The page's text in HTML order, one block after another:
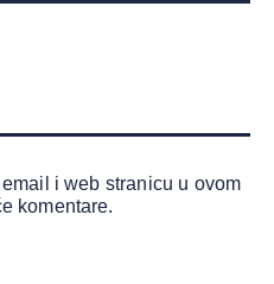
i web stranicu u ovom
komentare.